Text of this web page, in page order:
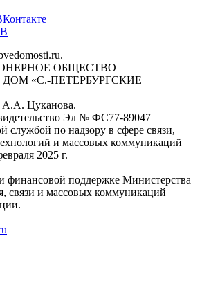
ОБЩЕСТВО
«С.-ПЕТЕРБУРГСКИЕ
А.А. Цуканова.
Эл № ФС77-89047
службой по надзору в сфере связи,
и массовых коммуникаций
2025 г.
финансовой поддержке Министерства
связи и массовых коммуникаций